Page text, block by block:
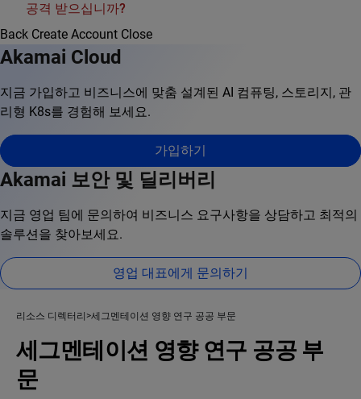
공격 받으십니까?
Back Create Account Close
Akamai Cloud
지금 가입하고 비즈니스에 맞춤 설계된 AI 컴퓨팅, 스토리지, 관
리형 K8s를 경험해 보세요.
가입하기
Akamai 보안 및 딜리버리
지금 영업 팀에 문의하여 비즈니스 요구사항을 상담하고 최적의
솔루션을 찾아보세요.
영업 대표에게 문의하기
리소스 디렉터리 세그멘테이션 영향 연구 공공 부문
세그멘테이션 영향 연구 공공 부
문